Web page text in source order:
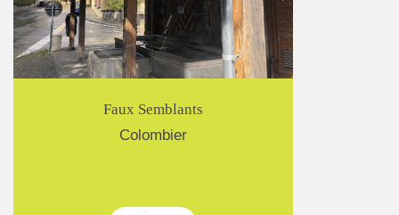
Faux Semblants
Colombier